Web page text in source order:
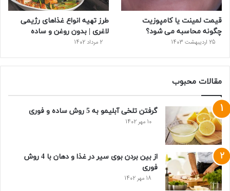
قیمت لمینت یا کامپوزیت
چگونه محاسبه می شود؟
25 اردیبهشت 1403
طرز تهیه انواع غذاهای رژیمی
لاغری | بدون روغن و ساده
2 مرداد 1402
مقالات محبوب
گرفتن تلخی آبلیمو به 5 روش ساده و فوری
10 مهر 1402
از بین بردن بوی سیر در غذا و دهان با 4 روش
فوری
18 مهر 1402